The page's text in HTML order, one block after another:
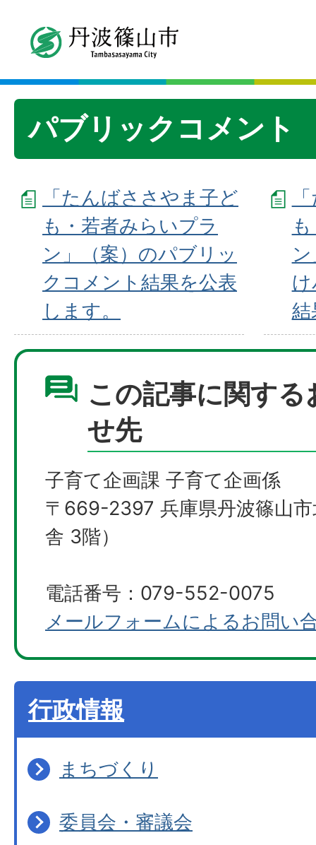
パブリックコメント
「たんばささやま子ど
も・若者みらいプラ
ン」（案）のパブリッ
クコメント結果を公表
します。
結
この記事に関する
せ先
子育て企画課 子育て企画係
〒669-2397 兵庫県丹波篠山
舎 3階）
電話番号：079-552-0075
メールフォームによるお問い
行政情報
まちづくり
委員会・審議会